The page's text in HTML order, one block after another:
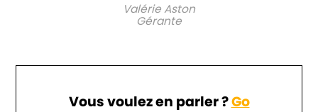
Valérie Aston
Gérante
Vous voulez en parler ?Go